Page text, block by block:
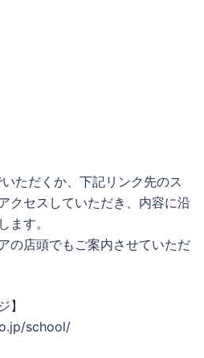
ただくか、下記リンク先のス
クセスしていただき、内容に沿
ます。
の店頭でもご案内させていただ
】
school/